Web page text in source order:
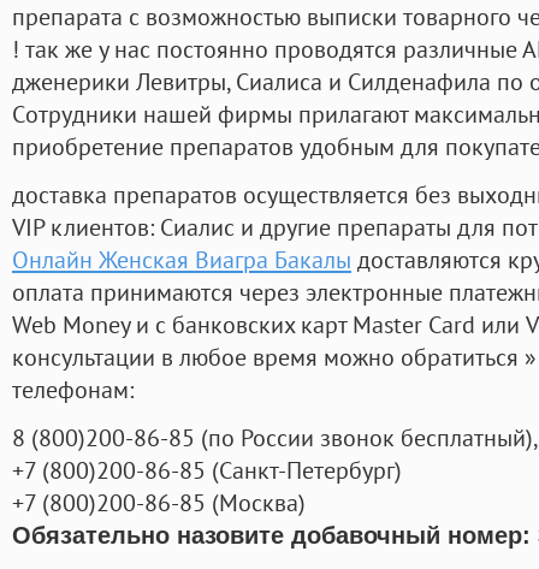
препарата с возможностью выписки товарного
! так же у нас постоянно проводятся
дженерики Левитры, Сиалиса и Силденафила по
Cотрудники нашей фирмы прилагают
приобретение препаратов удобным для
доставка препаратов осуществляется без
VIP клиентов: Сиалис и другие препараты для
Онлайн Женская Виагра Бакалы доставляются
оплата принимаются через электронные
Web Money и с банковских карт Master Card или
консультации в любое время можно обратиться
телефонам:
8 (800)200-86-85 (по России звонок бесплатный),
+7 (800)200-86-85 (Санкт-Петербург)
+7 (800)200-86-85 (Москва)
Обязательно назовите добавочный номер: